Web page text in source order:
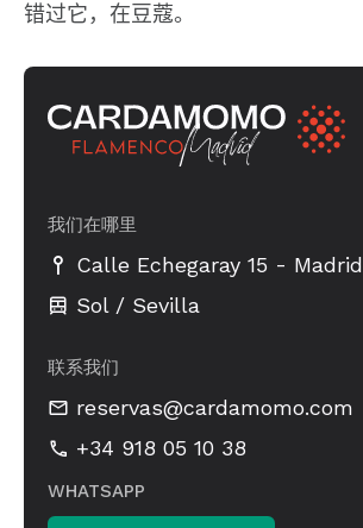
错过它，在豆蔻。
我们在哪里
Calle Echegaray 15 - Madrid
Sol / Sevilla
联系我们
reservas@cardamomo.com
+34 918 05 10 38
WHATSAPP